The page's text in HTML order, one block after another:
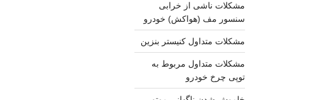
مشکلات ناشی از خرابی
سنسور مف (هواکش) خودرو
مشکلات متداول کنیستر بنزین
مشکلات متداول مربوط به
توپی چرخ خودرو